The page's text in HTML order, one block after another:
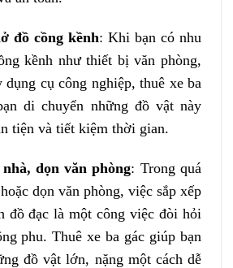
đồ cồng kềnh: Khi bạn có nhu
kềnh như thiết bị văn phòng,
dụng cụ công nghiệp, thuê xe ba
di chuyển những đồ vật này
tiện và tiết kiệm thời gian.
dọn văn phòng: Trong quá
dọn văn phòng, việc sắp xếp
đồ đạc là một công việc đòi hỏi
phu. Thuê xe ba gác giúp bạn
đồ vật lớn, nặng một cách dễ